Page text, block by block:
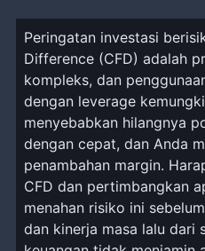
Peringatan investasi
Difference (CFD) adalah
kompleks, dan
dengan leverage
menyebabkan hilangnya
dengan cepat, dan Anda
penambahan margin.
CFD dan pertimbangkan
menahan risiko ini
dan kinerja masa lalu dari